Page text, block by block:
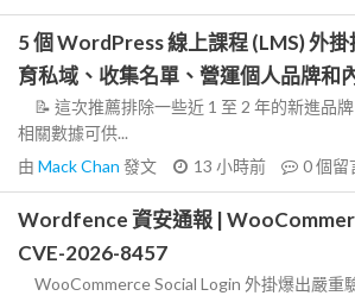
5 個 WordPress 線上課程 (LMS) 外
育私域、收集名單、營運個人品牌和
📝 這次推薦排除一些近 1 至 2 年的新進品
相關數據可供...
由 Mack Chan 發文 13 小時前 0個留
Wordfence 資安通報 |
CVE-2026-8457
WooCommerce Social Login 外掛爆出嚴重